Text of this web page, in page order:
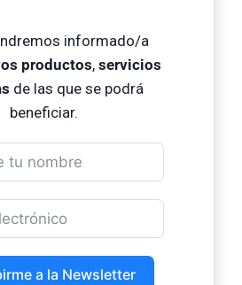
informado/a
productos, servicios
de las que se podrá
beneficiar.
a la Newsletter